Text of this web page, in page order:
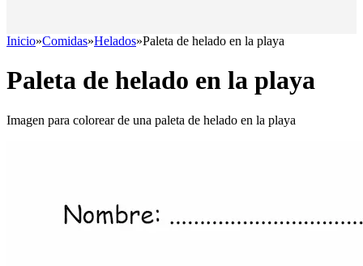
Inicio»Comidas»Helados»Paleta de helado en la playa
Paleta de helado en la playa
Imagen para colorear de una paleta de helado en la playa